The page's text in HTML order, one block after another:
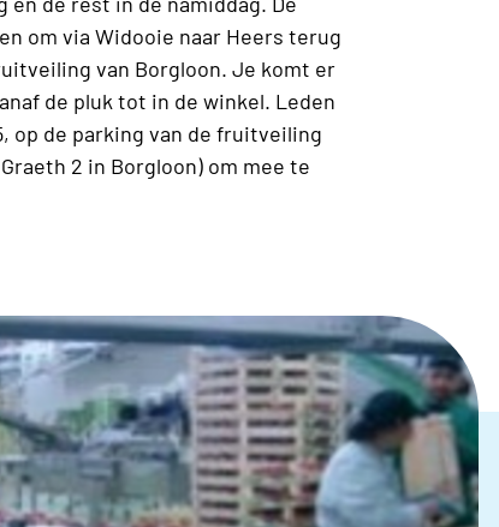
om via Widooie naar Heers terug
van Borgloon. Je komt er
de pluk tot in de winkel. Leden
op de parking van de fruitveiling
2 in Borgloon) om mee te